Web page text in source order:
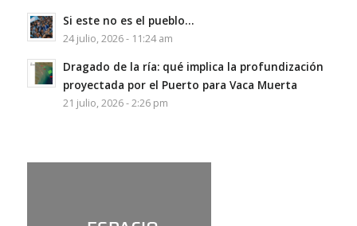
Si este no es el pueblo…
24 julio, 2026 - 11:24 am
Dragado de la ría: qué implica la profundización
proyectada por el Puerto para Vaca Muerta
21 julio, 2026 - 2:26 pm